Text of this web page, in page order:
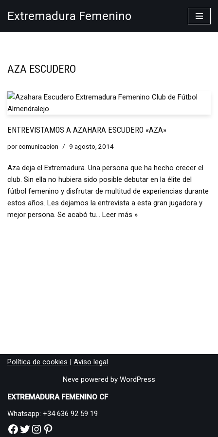
Extremadura Femenino
AZA ESCUDERO
ENTREVISTAMOS A AZAHARA ESCUDERO «AZA»
porcomunicacion 9 agosto, 2014
Aza deja el Extremadura. Una persona que ha hecho crecer el
club. Sin ella no hubiera sido posible debutar en la élite del
fútbol femenino y disfrutar de multitud de experiencias durante
estos años. Les dejamos la entrevista a esta gran jugadora y
mejor persona. Se acabó tu… Leer más »
Política de cookies | Aviso legal
Neve powered by WordPress
EXTREMADURA FEMENINO CF
Whatsapp: +34 636 92 59 19